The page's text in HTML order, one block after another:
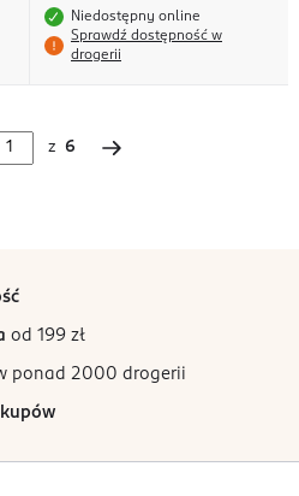
Niedostępny online
Sprawdź dostępność w
drogerii
z 6
od 199 zł
ponad 2000 drogerii